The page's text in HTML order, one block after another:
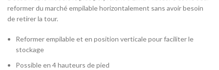
reformer du marché empilable horizontalement sans avoir besoin
de retirer la tour.
Reformer empilable et en position verticale pour faciliter le
stockage
Possible en 4 hauteurs de pied